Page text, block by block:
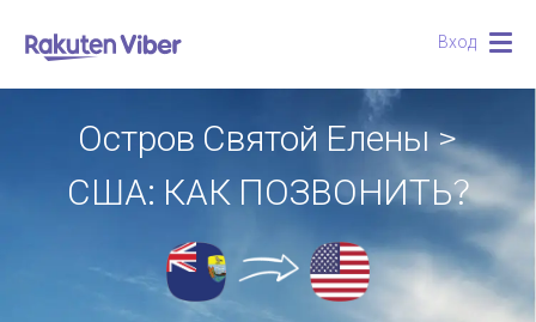
Вход
Остров Святой Елены >
США: КАК ПОЗВОНИТЬ?